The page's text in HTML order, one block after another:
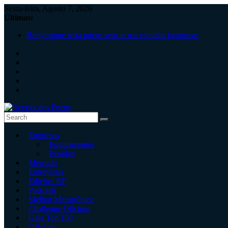
Skip
to
Sexta-feira, Agosto 7, 2026
Últimas:
Bridgestone testa pneus sem ar nas estradas japonesas
Revista
dos
independente
serviços
Empresas
Equipamentos
Pesados
Mercado
Entrevistas
Edições RP
Podcasts
Melhor Mecatrónico
Challenge Oficinas
Gala Top 100